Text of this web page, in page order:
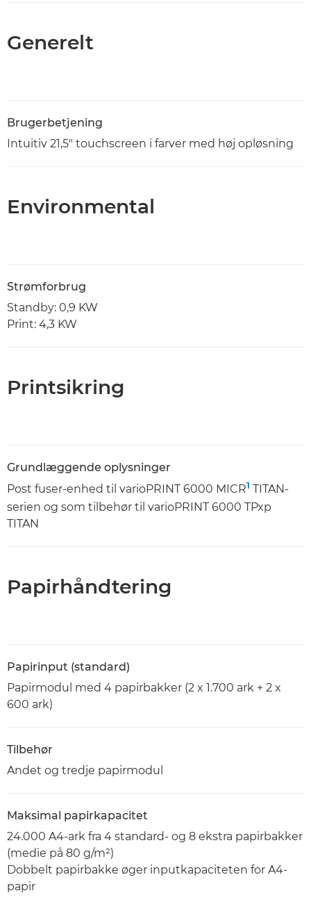
Generelt
Brugerbetjening
Intuitiv 21,5" touchscreen i farver med høj opløsning
Environmental
Strømforbrug
Standby: 0,9 KW
Print: 4,3 KW
Printsikring
Grundlæggende oplysninger
Post fuser-enhed til varioPRINT 6000 MICR1 TITAN-
serien og som tilbehør til varioPRINT 6000 TPxp
TITAN
Papirhåndtering
Papirinput (standard)
Papirmodul med 4 papirbakker (2 x 1.700 ark + 2 x
600 ark)
Tilbehør
Andet og tredje papirmodul
Maksimal papirkapacitet
24.000 A4-ark fra 4 standard- og 8 ekstra papirbakker
(medie på 80 g/m²)
Dobbelt papirbakke øger inputkapaciteten for A4-
papir